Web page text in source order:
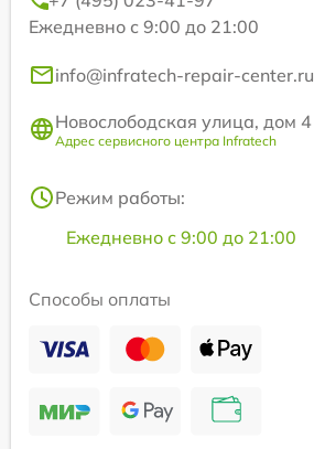
Ежедневно с 9:00 до 21:00
info@infratech-repair-center.ru
Новослободская улица, дом 4
Адрес сервисного центра Infratech
Режим работы:
Ежедневно с 9:00 до 21:00
Способы оплаты